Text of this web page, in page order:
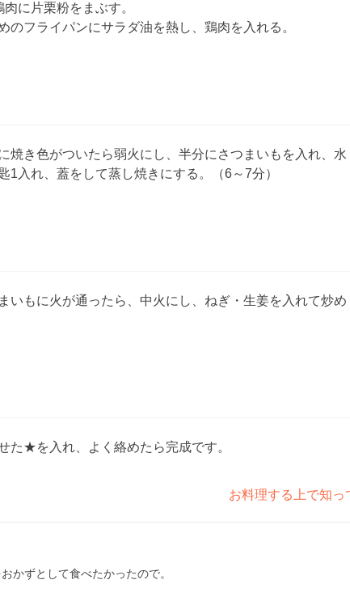
肉に片栗粉をまぶす。
のフライパンにサラダ油を熱し、鶏肉を入れる。
焼き色がついたら弱火にし、半分にさつまいもを入れ、水
1入れ、蓋をして蒸し焼きにする。（6～7分）
いもに火が通ったら、中火にし、ねぎ・生姜を入れて炒め
た★を入れ、よく絡めたら完成です。
お料理する上で知っ
かずとして食べたかったので。